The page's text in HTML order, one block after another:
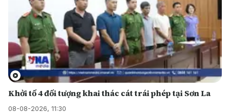
Khởi tố 4 đối tượng khai thác cát trái phép tại Sơn La
08-08-2026, 11:30